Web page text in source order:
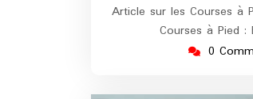
Article sur les Courses à
Courses à Pied :
0